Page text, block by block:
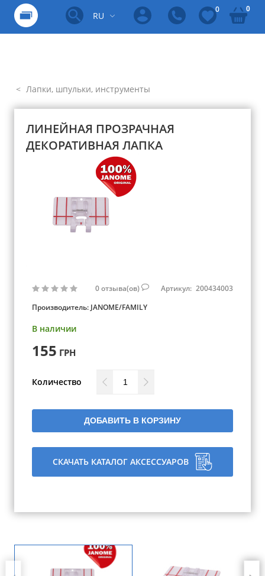
RU
0 0
Лапки, шпульки, инструменты
ЛИНЕЙНАЯ ПРОЗРАЧНАЯ
ДЕКОРАТИВНАЯ ЛАПКА
0отзыва(ов) Артикул: 200434003
Производитель: JANOME/FAMILY
В наличии
155 ГРН
Количество
ДОБАВИТЬ В КОРЗИНУ
СКАЧАТЬ КАТАЛОГ АКСЕССУАРОВ